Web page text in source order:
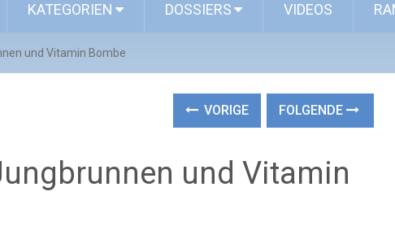
KATEGORIEN DOSSIERS VIDEOS
und Vitamin Bombe
VORIGE FOLGENDE
und Vitamin